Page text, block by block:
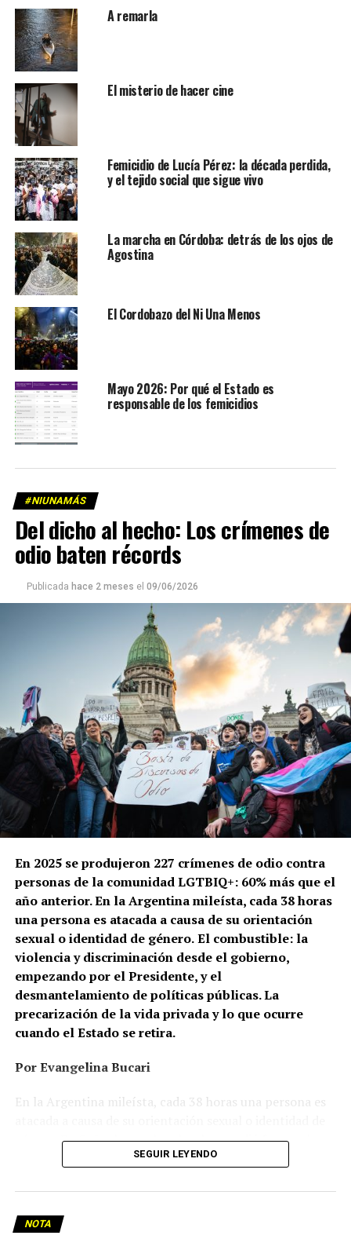
A remarla
El misterio de hacer cine
Femicidio de Lucía Pérez: la década perdida,
y el tejido social que sigue vivo
La marcha en Córdoba: detrás de los ojos de
Agostina
El Cordobazo del Ni Una Menos
Mayo 2026: Por qué el Estado es
responsable de los femicidios
#NIUNAMÁS
Del dicho al hecho: Los crímenes de
odio baten récords
Publicada hace 2 meses el 09/06/2026
En 2025 se produjeron 227 crímenes de odio contra
personas de la comunidad LGTBIQ+: 60% más que el
año anterior. En la Argentina mileísta, cada 38 horas
una persona es atacada a causa de su orientación
sexual o identidad de género.El combustible: la
violencia y discriminación desde el gobierno,
empezando por el Presidente, y el
desmantelamiento de políticas públicas. La
precarización de la vida privada y lo que ocurre
cuando el Estado se retira.
Por Evangelina Bucari
En la Argentina mileísta, cada 38 horas una persona es
género. En Cañuelas, un hombre le prendió fuego a la
casa de una pareja de lesbianas. En Recoleta, dos
un hombre las frenó y las increpó: una terminó con la
nariz fracturada; la otra, con lesiones en la mano. En
Palermo, un joven gay fue brutalmente golpeado y le
SEGUIR LEYENDO
NOTA